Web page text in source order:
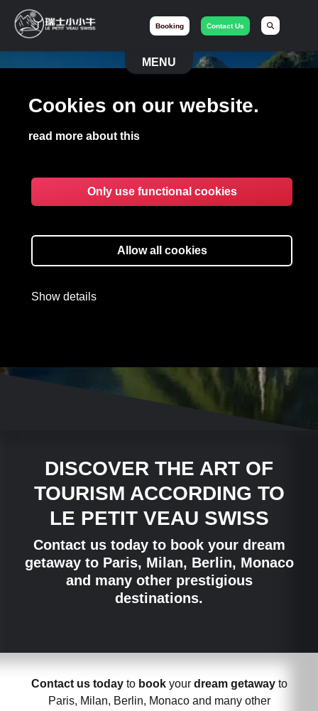
Booking Contact Us
MENU
We are here to help you discover
DISCOVER THE ART OF
TOURISM ACCORDING TO
LE PETIT VEAU SWISS
Contact us today to book your dream
getaway to Paris, Milan, Berlin, Monaco
and many other prestigious
destinations.
Contact us todayto bookyour dream getawayto
Paris, Milan, Berlin, Monaco and many other
Cookies on our website.
read more about this
Only use functional cookies
Allow all cookies
Show details